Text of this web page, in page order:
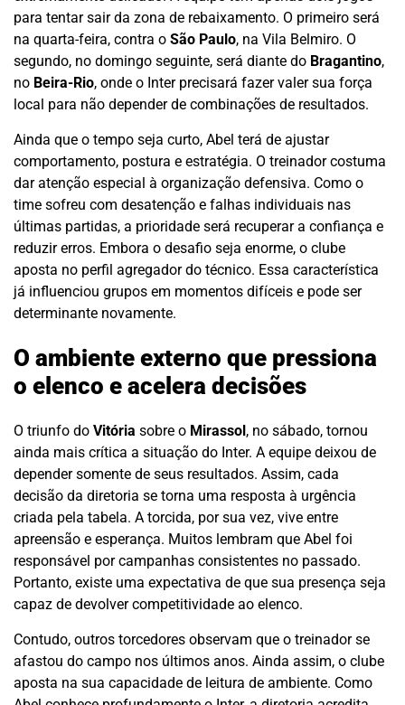
para tentar sair da zona de rebaixamento. O primeiro será
na quarta-feira, contra o São Paulo, na Vila Belmiro. O
segundo, no domingo seguinte, será diante do Bragantino,
no Beira-Rio, onde o Inter precisará fazer valer sua força
local para não depender de combinações de resultados.
Ainda que o tempo seja curto, Abel terá de ajustar
comportamento, postura e estratégia. O treinador costuma
dar atenção especial à organização defensiva. Como o
time sofreu com desatenção e falhas individuais nas
últimas partidas, a prioridade será recuperar a confiança e
reduzir erros. Embora o desafio seja enorme, o clube
aposta no perfil agregador do técnico. Essa característica
já influenciou grupos em momentos difíceis e pode ser
determinante novamente.
O ambiente externo que pressiona
o elenco e acelera decisões
O triunfo do Vitória sobre o Mirassol, no sábado, tornou
ainda mais crítica a situação do Inter. A equipe deixou de
depender somente de seus resultados. Assim, cada
decisão da diretoria se torna uma resposta à urgência
criada pela tabela. A torcida, por sua vez, vive entre
apreensão e esperança. Muitos lembram que Abel foi
responsável por campanhas consistentes no passado.
Portanto, existe uma expectativa de que sua presença seja
capaz de devolver competitividade ao elenco.
Contudo, outros torcedores observam que o treinador se
afastou do campo nos últimos anos. Ainda assim, o clube
aposta na sua capacidade de leitura de ambiente. Como